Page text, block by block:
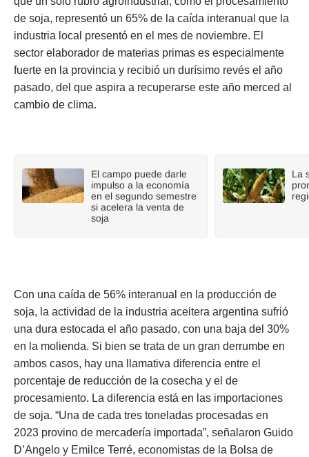
de soja, representó un 65% de la caída interanual que la
industria local presentó en el mes de noviembre. El
sector elaborador de materias primas es especialmente
fuerte en la provincia y recibió un durísimo revés el año
pasado, del que aspira a recuperarse este año merced al
cambio de clima.
El campo puede darle
impulso a la economía
en el segundo semestre
si acelera la venta de
soja
La
Con una caída de 56% interanual en la producción de
soja, la actividad de la industria aceitera argentina sufrió
una dura estocada el año pasado, con una baja del 30%
en la molienda. Si bien se trata de un gran derrumbe en
ambos casos, hay una llamativa diferencia entre el
porcentaje de reducción de la cosecha y el de
procesamiento. La diferencia está en las importaciones
de soja. “Una de cada tres toneladas procesadas en
2023 provino de mercadería importada”, señalaron Guido
D’Angelo y Emilce Terré, economistas de la Bolsa de